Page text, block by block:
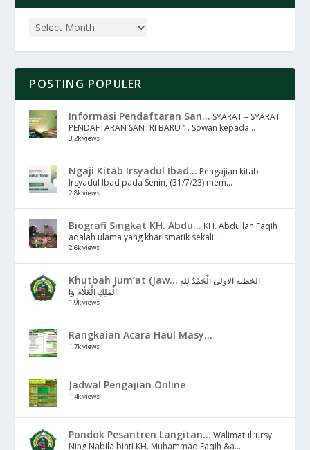
POSTING POPULER
Informasi Pendaftaran San... SYARAT – SYARAT
PENDAFTARAN SANTRI BARU 1. Sowan kepada...
3.2k views
Ngaji Kitab Irsyadul Ibad... Pengajian kitab
Irsyadul Ibad pada Senin, (31/7/23) mem...
2.8k views
Biografi Singkat KH. Abdu... KH. Abdullah Faqih
adalah ulama yang kharismatik sekali...
2.6k views
Khutbah Jum’at (Jaw... الخطبة الاولى الْحَمْدُ لِلهِ
الْمَلِكِ الْعَلَّامِ وَا...
1.9k views
Rangkaian Acara Haul Masy...
1.7k views
Jadwal Pengajian Online
1.4k views
Pondok Pesantren Langitan... Walimatul ‘ursy
Ning Nabila binti KH. Muhammad Faqih &a...